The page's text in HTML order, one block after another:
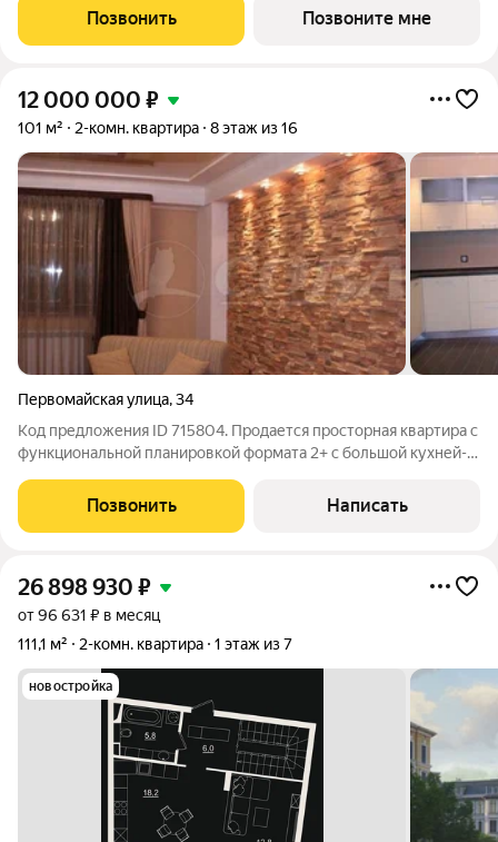
Квартира - распашонка, очень светлая, без проходных комнат,
планировка
Позвонить Позвоните мне
12 000 000 ₽
101 м² 2-комн. квартира 8 этаж из 16
Первомайская улица,34
Код предложения ID 715804. Продается просторная квартира с
функциональной планировкой формата 2+ с большой кухней-
доступности имеется все необходимое для комфортной
жизни: гимназия, детский сад,
Позвонить Написать
26 898 930 ₽
от 96 631 ₽ в месяц
111,1 м²
2-комн. квартира 1 этаж из 7
новостройка